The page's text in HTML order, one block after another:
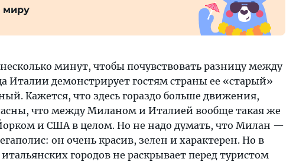
миру
минут, чтобы почувствовать разницу между
демонстрирует гостям страны ее «старый»
Кажется, что здесь гораздо больше движения,
что между Миланом и Италией вообще такая же
и США в целом. Но не надо думать, что Милан —
он очень красив, зелен и характерен. Но в
городов не раскрывает перед туристом